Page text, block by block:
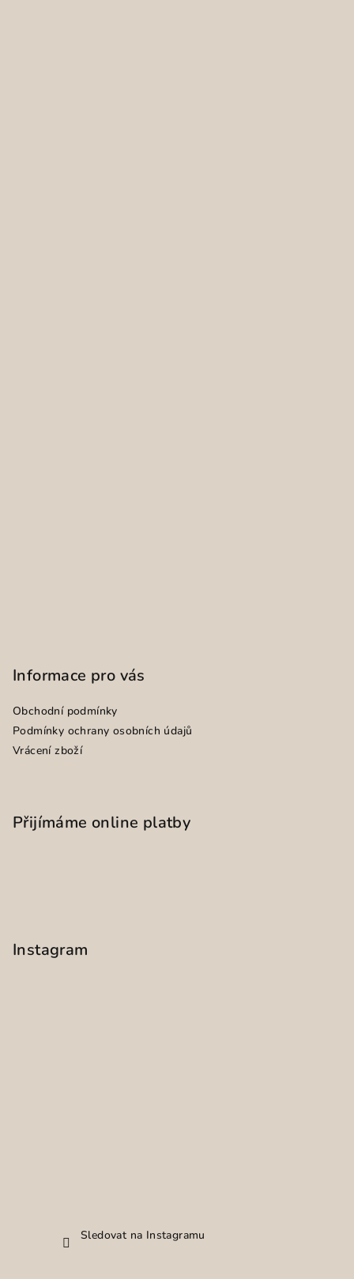
Informace pro vás
Obchodní podmínky
Podmínky ochrany osobních údajů
Vrácení zboží
Přijímáme online platby
Instagram
Sledovat na Instagramu